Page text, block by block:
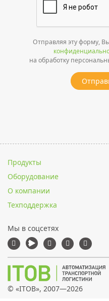
Отправляя эту форму,
на обработку
Продукты
Оборудование
О компании
Техподдержка
Мы в соцсетях
© «ITOB», 2007—2026